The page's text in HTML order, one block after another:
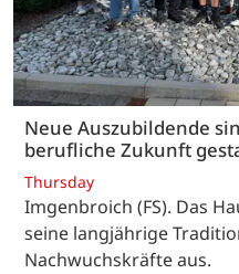
Neue Auszubildende
berufliche Zukunft
Thursday
Imgenbroich (FS). Das
seine langjährige
Nachwuchskräfte aus.